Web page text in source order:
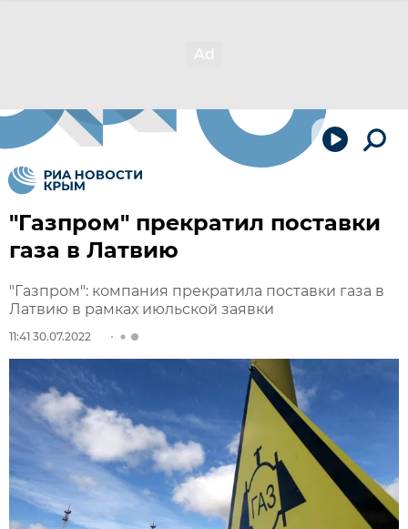
"Газпром" прекратил поставки
газа в Латвию
"Газпром": компания прекратила поставки газа в
Латвию в рамках июльской заявки
11:41 30.07.2022